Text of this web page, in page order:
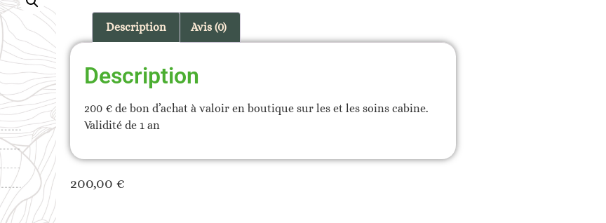
Description Avis (0)
Description
200 € de bon d’achat à valoir en boutique sur les et les soins cabine.
Validité de 1 an
200,00 €